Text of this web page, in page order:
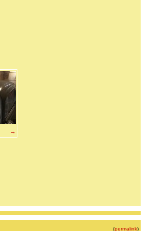
→
(permalink)